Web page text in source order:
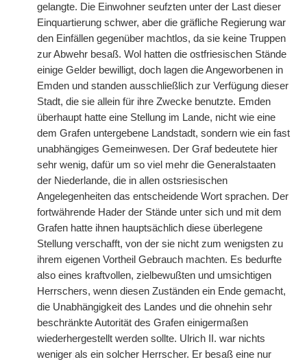
gelangte. Die Einwohner seufzten unter der Last dieser
Einquartierung schwer, aber die gräfliche Regierung war
den Einfällen gegenüber machtlos, da sie keine Truppen
zur Abwehr besaß. Wol hatten die ostfriesischen Stände
einige Gelder bewilligt, doch lagen die Angeworbenen in
Emden und standen ausschließlich zur Verfügung dieser
Stadt, die sie allein für ihre Zwecke benutzte. Emden
überhaupt hatte eine Stellung im Lande, nicht wie eine
dem Grafen untergebene Landstadt, sondern wie ein fast
unabhängiges Gemeinwesen. Der Graf bedeutete hier
sehr wenig, dafür um so viel mehr die Generalstaaten
der Niederlande, die in allen ostsriesischen
Angelegenheiten das entscheidende Wort sprachen. Der
fortwährende Hader der Stände unter sich und mit dem
Grafen hatte ihnen hauptsächlich diese überlegene
Stellung verschafft, von der sie nicht zum wenigsten zu
ihrem eigenen Vortheil Gebrauch machten. Es bedurfte
also eines kraftvollen, zielbewußten und umsichtigen
Herrschers, wenn diesen Zuständen ein Ende gemacht,
die Unabhängigkeit des Landes und die ohnehin sehr
beschränkte Autorität des Grafen einigermaßen
wiederhergestellt werden sollte. Ulrich II. war nichts
weniger als ein solcher Herrscher. Er besaß eine nur